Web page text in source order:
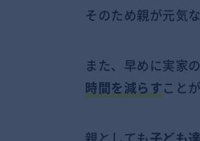
そのため親が元気
また、早めに実家
時間を減らすこと